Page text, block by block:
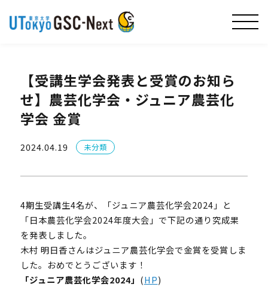
【受講生学会発表と受賞のお知ら
せ】農芸化学会・ジュニア農芸化
学会 金賞
2024.04.19 未分類
4期生受講生4名が、「ジュニア農芸化学会2024」と
「日本農芸化学会2024年度大会」で下記の通り究成果
を発表しました。
木村 明日香さんはジュニア農芸化学会で金賞を受賞しま
した。おめでとうございます！
「ジュニア農芸化学会2024」 (HP)